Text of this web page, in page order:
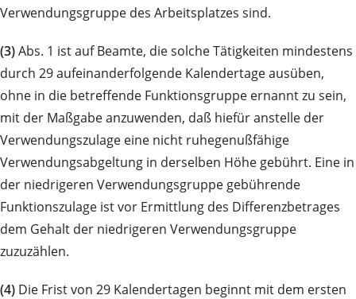
Verwendungsgruppe des Arbeitsplatzes sind.
(3)Abs. 1 ist auf Beamte, die solche Tätigkeiten mindestens
durch 29 aufeinanderfolgende Kalendertage ausüben,
ohne in die betreffende Funktionsgruppe ernannt zu sein,
mit der Maßgabe anzuwenden, daß hiefür anstelle der
Verwendungszulage eine nicht ruhegenußfähige
Verwendungsabgeltung in derselben Höhe gebührt. Eine in
der niedrigeren Verwendungsgruppe gebührende
Funktionszulage ist vor Ermittlung des Differenzbetrages
dem Gehalt der niedrigeren Verwendungsgruppe
zuzuzählen.
(4) Die Frist von 29 Kalendertagen beginnt mit dem ersten